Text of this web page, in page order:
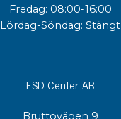
Fredag: 08:00-16:00
Lördag-Söndag: Stängt
ESD Center AB
Bruttovägen 9